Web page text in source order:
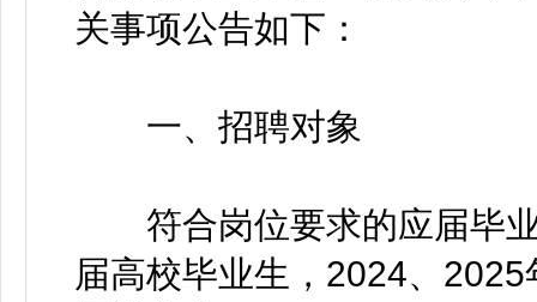
关事项公告如下：
一、招聘对象
符合岗位要求的应届毕业
届高校毕业生，2024、